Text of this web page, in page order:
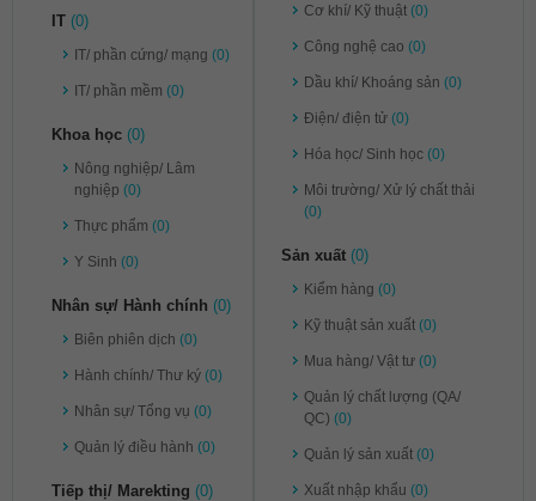
IT (0)
IT/ phần cứng/ mạng (0)
IT/ phần mềm (0)
Khoa học (0)
Nông nghiệp/ Lâm
nghiệp (0)
Thực phẩm (0)
Y Sinh (0)
Nhân sự/ Hành chính (0)
Biên phiên dịch (0)
Hành chính/ Thư ký (0)
Nhân sự/ Tổng vụ (0)
Quản lý điều hành (0)
Tiếp thị/ Marekting (0)
Cơ khí/ Kỹ thuật (0)
Công nghệ cao (0)
Dầu khí/ Khoáng sản (0)
Điện/ điện tử (0)
Hóa học/ Sinh học (0)
Môi trường/ Xử lý chất thải
(0)
Sản xuất (0)
Kiểm hàng (0)
Kỹ thuật sản xuất (0)
Mua hàng/ Vật tư (0)
Quản lý chất lượng (QA/
QC) (0)
Quản lý sản xuất (0)
Xuất nhập khẩu (0)